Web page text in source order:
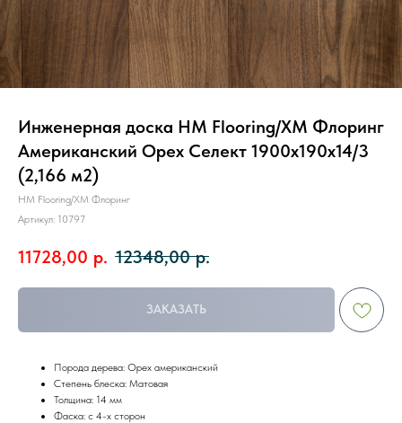
Инженерная доска HM Flooring/ХМ Флоринг
Американский Орех Селект 1900х190х14/3
(2,166 м2)
HM Flooring/ХМ Флоринг
Артикул: 10797
11728,00 р. 12348,00 р.
ЗАКАЗАТЬ
Порода дерева: Орех американский
Степень блеска: Матовая
Толщина: 14 мм
Фаска: с 4-х сторон